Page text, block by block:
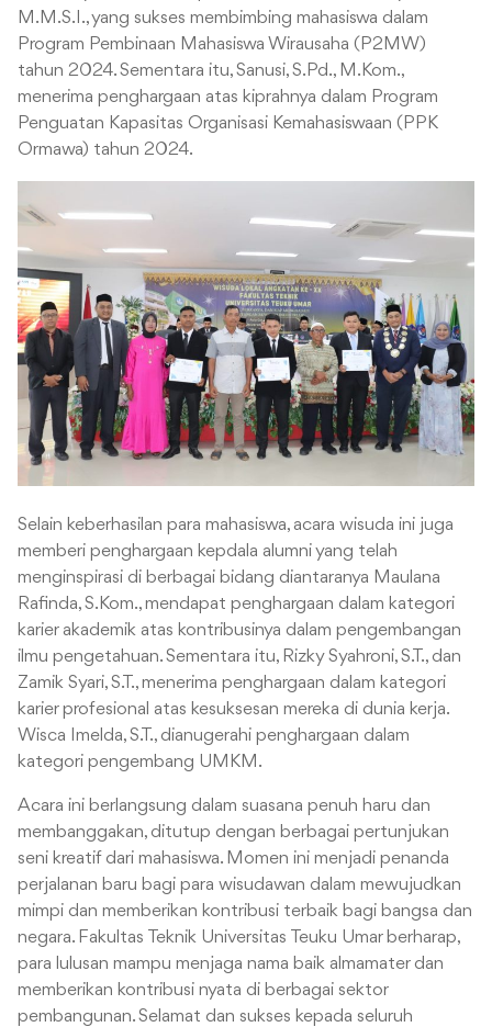
M.M.S.I., yang sukses membimbing mahasiswa dalam
Program Pembinaan Mahasiswa Wirausaha (P2MW)
tahun 2024. Sementara itu, Sanusi, S.Pd., M.Kom.,
menerima penghargaan atas kiprahnya dalam Program
Penguatan Kapasitas Organisasi Kemahasiswaan (PPK
Ormawa) tahun 2024.
Selain keberhasilan para mahasiswa, acara wisuda ini juga
memberi penghargaan kepdala alumni yang telah
menginspirasi di berbagai bidang diantaranya Maulana
Rafinda, S.Kom., mendapat penghargaan dalam kategori
karier akademik atas kontribusinya dalam pengembangan
ilmu pengetahuan. Sementara itu, Rizky Syahroni, S.T., dan
Zamik Syari, S.T., menerima penghargaan dalam kategori
karier profesional atas kesuksesan mereka di dunia kerja.
Wisca Imelda, S.T., dianugerahi penghargaan dalam
kategori pengembang UMKM.
Acara ini berlangsung dalam suasana penuh haru dan
membanggakan, ditutup dengan berbagai pertunjukan
seni kreatif dari mahasiswa. Momen ini menjadi penanda
perjalanan baru bagi para wisudawan dalam mewujudkan
mimpi dan memberikan kontribusi terbaik bagi bangsa dan
negara. Fakultas Teknik Universitas Teuku Umar berharap,
para lulusan mampu menjaga nama baik almamater dan
memberikan kontribusi nyata di berbagai sektor
pembangunan.Selamat dan sukses kepada seluruh